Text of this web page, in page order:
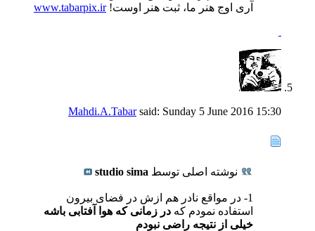
آری اوج هنر ما، ثبت هنر اوست!www.tabarpix.ir
Mahdi.A.Tabarsaid: Sunday 5 June 2016 15:30
نوشته اصلی توسط studio sima
1- در مواقع نادر هم ازش در فضای بیرون
استفاده نمودم که در زمانی که هوا آفتابی باشه
خیلی از نتیجه راضی نبودم